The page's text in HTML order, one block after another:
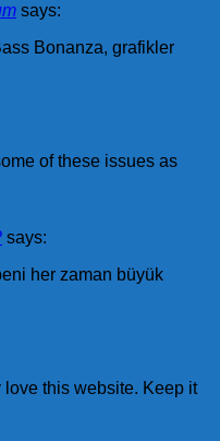
says:
Bonanza, grafikler
of these issues as
says:
her zaman büyük
this website. Keep it